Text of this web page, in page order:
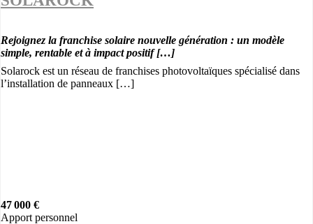
Rejoignez la franchise solaire nouvelle génération : un modèle
simple, rentable et à impact positif […]
Solarock est un réseau de franchises photovoltaïques spécialisé dans
l’installation de panneaux […]
47 000 €
Apport personnel